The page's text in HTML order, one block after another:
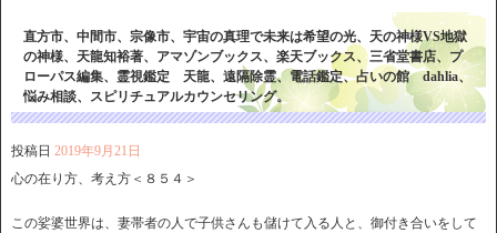
直方市、中間市、宗像市、宇宙の真理で未来は希望の光、天の神様VS地獄
の神様、天龍知裕著、アマゾンブックス、楽天ブックス、三省堂書店、プ
ローパス編集、霊視鑑定 天龍、遠隔除霊、電話鑑定、占いの館 dahlia、
悩み相談、スピリチュアルカウンセリング。
投稿日 2019年9月21日
心の在り方、考え方＜８５４＞
この娑婆世界は、妻帯者の人で子供さんも儲けて入る人と、御付き合いをして